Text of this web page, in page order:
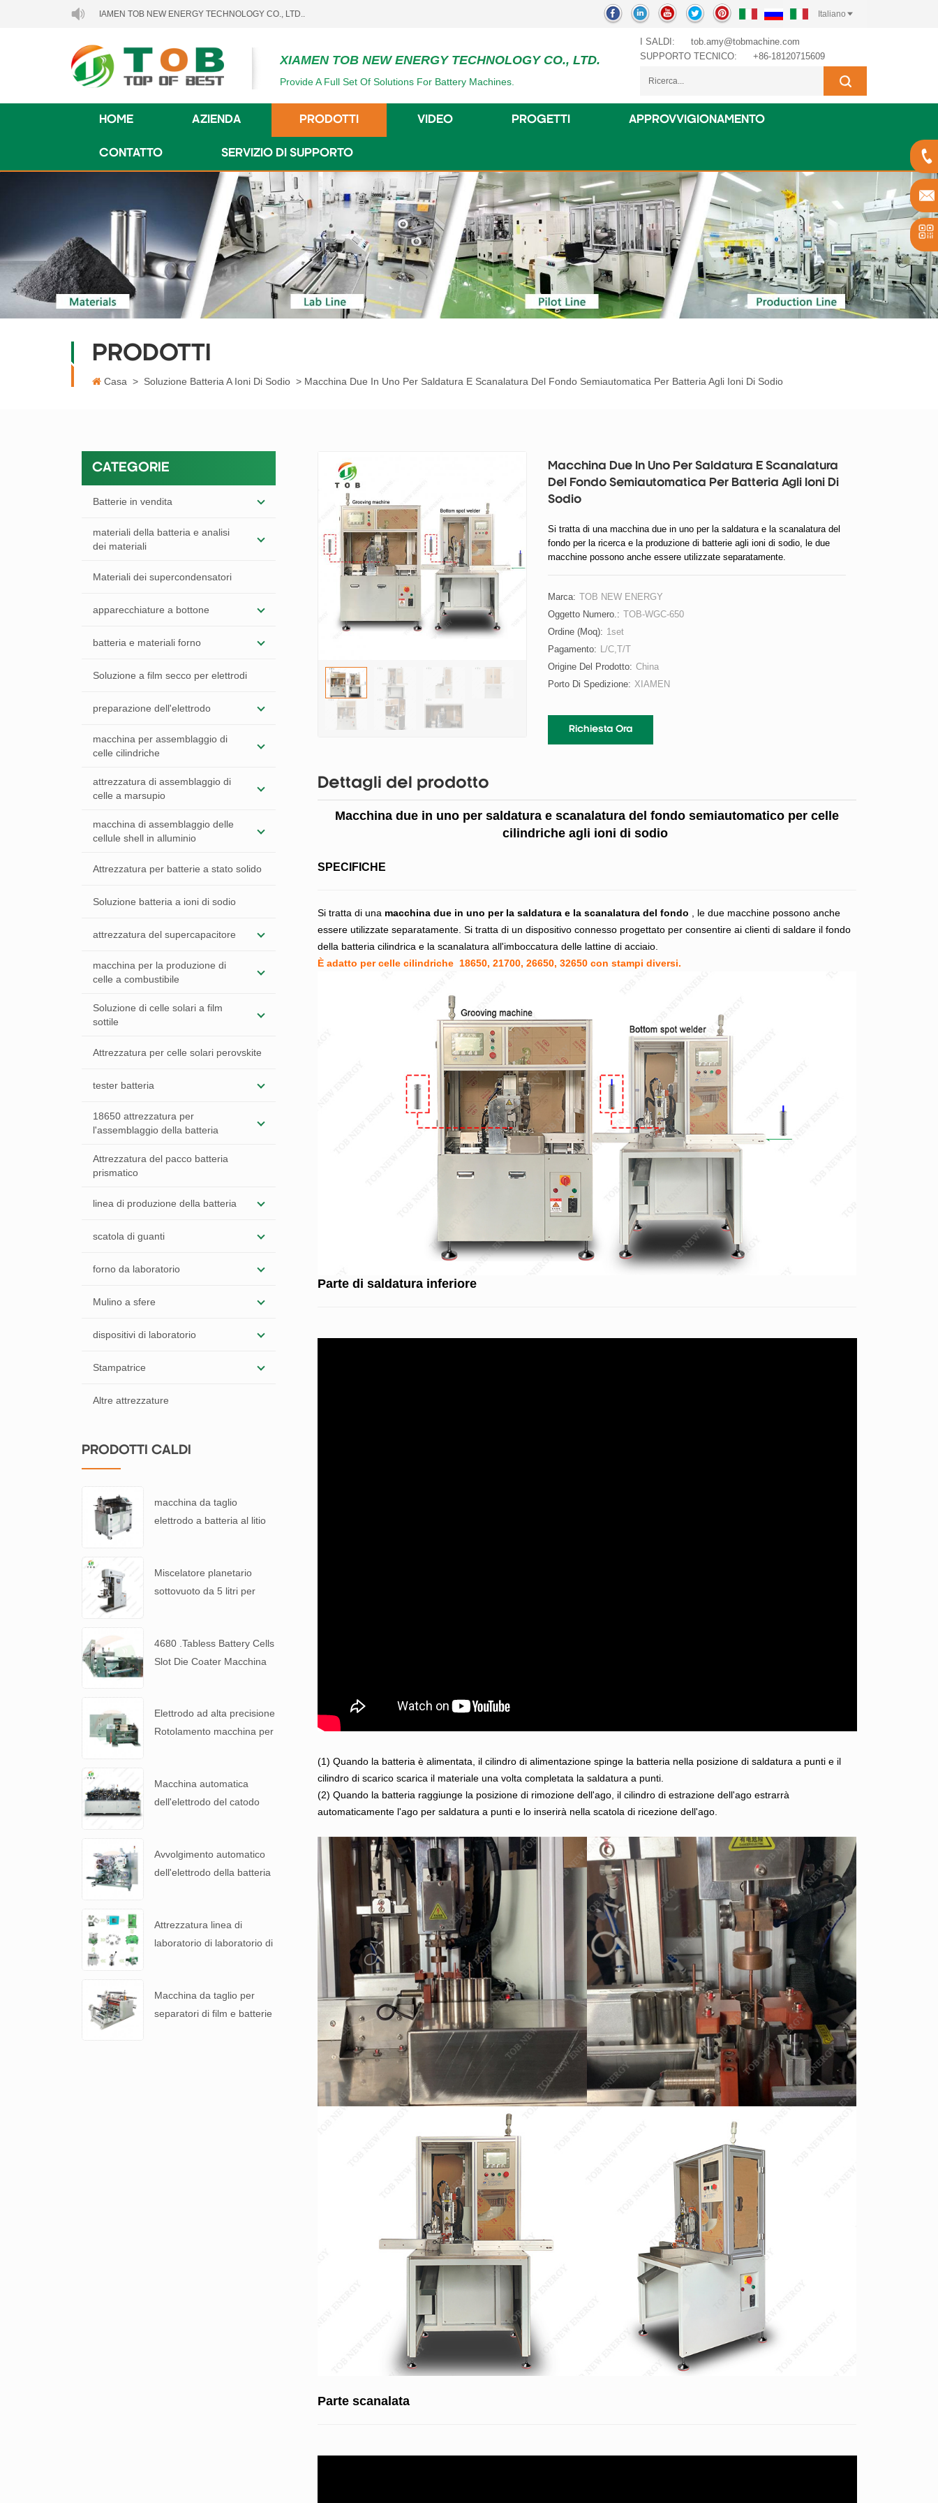
A XIAMEN TOB NEW ENERGY TECHNOLOGY CO., LTD.. Italiano
XIAMEN TOB NEW ENERGY TECHNOLOGY CO., LTD.
Provide A Full Set Of Solutions For Battery Machines.
I SALDI:
tob.amy@tobmachine.com
SUPPORTO TECNICO:
+86-18120715609
HOME AZIENDA PRODOTTI VIDEO PROGETTI APPROVVIGIONAMENTO
CONTATTO SERVIZIO DI SUPPORTO
PRODOTTI
Casa > Soluzione Batteria A Ioni Di Sodio > Macchina Due In Uno Per Saldatura E Scanalatura Del Fondo Semiautomatica Per Batteria Agli Ioni Di Sodio
CATEGORIE
Batterie in vendita
materiali della batteria e analisi
dei materiali
Materiali dei supercondensatori
apparecchiature a bottone
batteria e materiali forno
Soluzione a film secco per elettrodi
preparazione dell'elettrodo
macchina per assemblaggio di
celle cilindriche
attrezzatura di assemblaggio di
celle a marsupio
macchina di assemblaggio delle
cellule shell in alluminio
Attrezzatura per batterie a stato solido
Soluzione batteria a ioni di sodio
attrezzatura del supercapacitore
macchina per la produzione di
celle a combustibile
Soluzione di celle solari a film
sottile
Attrezzatura per celle solari perovskite
tester batteria
18650 attrezzatura per
l'assemblaggio della batteria
Attrezzatura del pacco batteria
prismatico
linea di produzione della batteria
scatola di guanti
forno da laboratorio
Mulino a sfere
dispositivi di laboratorio
Stampatrice
Altre attrezzature
PRODOTTI CALDI
macchina da taglio
elettrodo a batteria al litio
Miscelatore planetario
sottovuoto da 5 litri per
4680 .Tabless Battery Cells
Slot Die Coater Macchina
Elettrodo ad alta precisione
Rotolamento macchina per
Macchina automatica
dell'elettrodo del catodo
Avvolgimento automatico
dell'elettrodo della batteria
Attrezzatura linea di
laboratorio di laboratorio di
Macchina da taglio per
separatori di film e batterie
Macchina Due In Uno Per Saldatura E Scanalatura
Del Fondo Semiautomatica Per Batteria Agli Ioni Di
Sodio
Si tratta di una macchina due in uno per la saldatura e la scanalatura del
fondo per la ricerca e la produzione di batterie agli ioni di sodio, le due
macchine possono anche essere utilizzate separatamente.
Marca: TOB NEW ENERGY
Oggetto Numero.: TOB-WGC-650
Ordine (moq): 1set
Pagamento: L/C,T/T
Origine Del Prodotto: China
Porto Di Spedizione: XIAMEN
Richiesta Ora
Dettagli del prodotto
Macchina due in uno per saldatura e scanalatura del fondo semiautomatico per celle
cilindriche agli ioni di sodio
SPECIFICHE
Si tratta di una macchina due in uno per la saldatura e la scanalatura del fondo , le due macchine possono anche
essere utilizzate separatamente. Si tratta di un dispositivo connesso progettato per consentire ai clienti di saldare il fondo
della batteria cilindrica e la scanalatura all'imboccatura delle lattine di acciaio.
È adatto percelle cilindriche 18650, 21700, 26650, 32650 con stampi diversi.
Parte di saldatura inferiore
(1) Quando la batteria è alimentata, il cilindro di alimentazione spinge la batteria nella posizione di saldatura a punti e il
cilindro di scarico scarica il materiale una volta completata la saldatura a punti.
(2) Quando la batteria raggiunge la posizione di rimozione dell'ago, il cilindro di estrazione dell'ago estrarrà
automaticamente l'ago per saldatura a punti e lo inserirà nella scatola di ricezione dell'ago.
Parte scanalata